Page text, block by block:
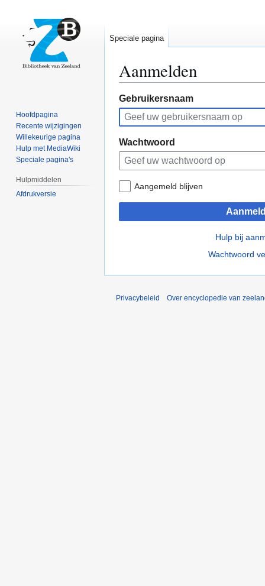
Aanmelden
Naar
navigatie
springen
Naar
zoeken
springen
Gebruikersnaam
Wachtwoord
Aangemeld blijven
Hulp bij
Wachtwoord
Speciale pagina
Hoofdpagina
Recente wijzigingen
Willekeurige pagina
Hulp met MediaWiki
Speciale pagina's
Hulpmiddelen
Afdrukversie
Privacybeleid Over encyclopedie van